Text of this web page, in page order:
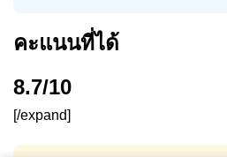
คะแนนที่ได้
8.7/10
[/expand]